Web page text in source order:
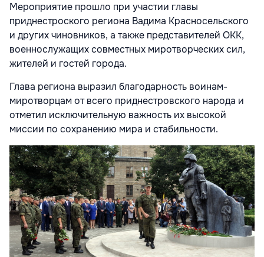
Мероприятие прошло при участии главы
приднестроского региона Вадима Красносельского
и других чиновников, а также представителей ОКК,
военнослужащих совместных миротворческих сил,
жителей и гостей города.
Глава региона выразил благодарность воинам-
миротворцам от всего приднестровского народа и
отметил исключительную важность их высокой
миссии по сохранению мира и стабильности.